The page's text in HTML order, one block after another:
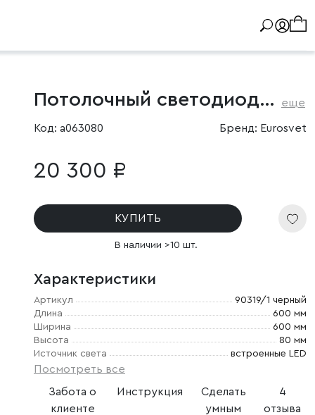
Потолочный светодиодный светильник еще
Код: a063080 Бренд: Eurosvet
20 300 ₽
КУПИТЬ
В наличии >10 шт.
Характеристики
Артикул
90319/1 черный
Длина
600 мм
Ширина
600 мм
Высота
80 мм
Источник света
встроенные LED
Посмотреть все
Забота о
клиенте
Инструкция
Сделать
умным
4
отзыва